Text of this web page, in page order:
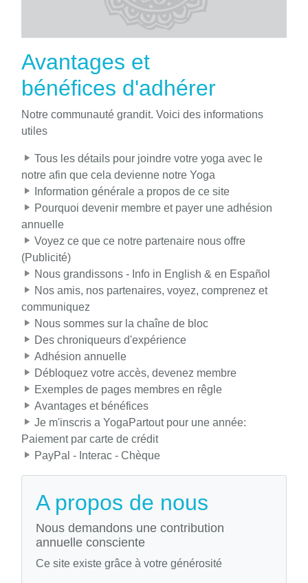
Avantages et
bénéfices d'adhérer
Notre communauté grandit. Voici des informations
utiles
Tous les détails pour joindre votre yoga avec le
notre afin que cela devienne notre Yoga
Information générale a propos de ce site
Pourquoi devenir membre et payer une adhésion
annuelle
Voyez ce que ce notre partenaire nous offre
(Publicité)
Nous grandissons - Info in English & en Español
Nos amis, nos partenaires, voyez, comprenez et
communiquez
Nous sommes sur la chaîne de bloc
Des chroniqueurs d'expérience
Adhésion annuelle
Débloquez votre accès, devenez membre
Exemples de pages membres en rêgle
Avantages et bénéfices
Je m'inscris a YogaPartout pour une année:
Paiement par carte de crédit
PayPal - Interac - Chèque
A propos de nous
Nous demandons une contribution
annuelle consciente
Ce site existe grâce à votre générosité